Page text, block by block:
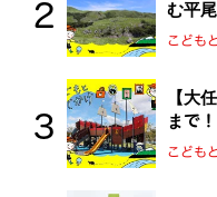
む平
を探
こども
【大
まで
おと
こども